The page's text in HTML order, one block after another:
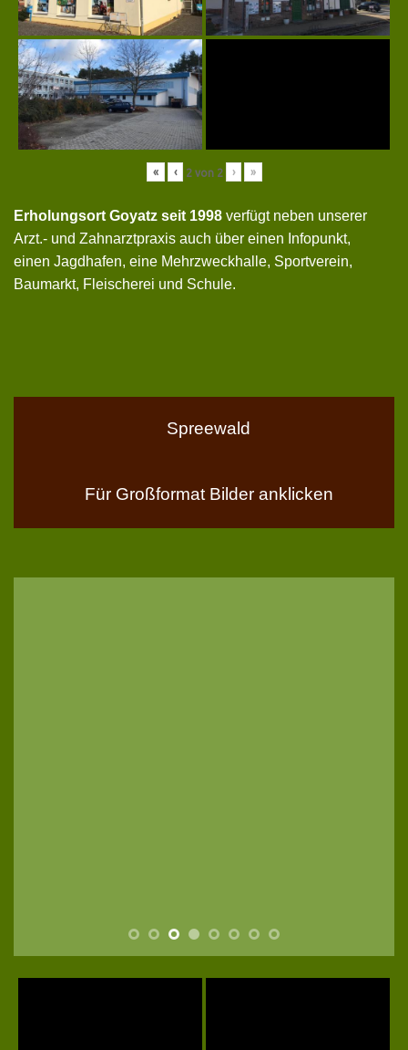
« ‹ 2von 2 › »
Erholungsort Goyatz seit 1998 verfügt neben unserer
Arzt.- und Zahnarztpraxis auch über einen Infopunkt,
einen Jagdhafen, eine Mehrzweckhalle, Sportverein,
Baumarkt, Fleischerei und Schule.
Spreewald
Für Großformat Bilder anklicken